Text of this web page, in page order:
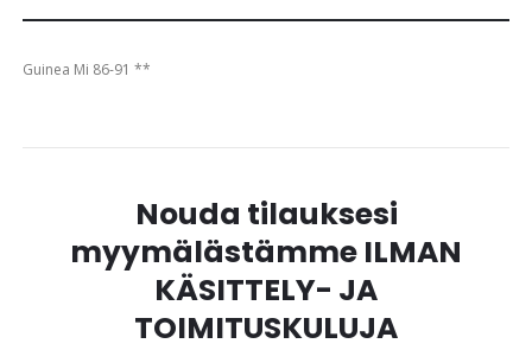
Guinea Mi 86-91 **
Nouda tilauksesi
myymälästämme ILMAN
KÄSITTELY- JA
TOIMITUSKULUJA